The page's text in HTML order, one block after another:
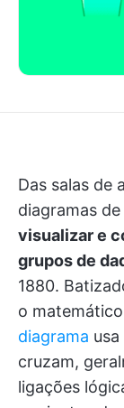
Das salas de
diagramas
visualizar e
grupos de
1880.
o
diagrama
cruzam,
ligações